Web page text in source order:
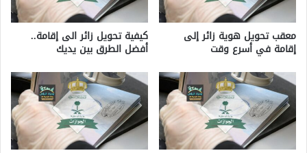
معقب تحويل هوية زائر إلى
إقامة في أسرع وقت
كيفية تحويل زائر الى إقامة..
أفضل الطرق بين يديك